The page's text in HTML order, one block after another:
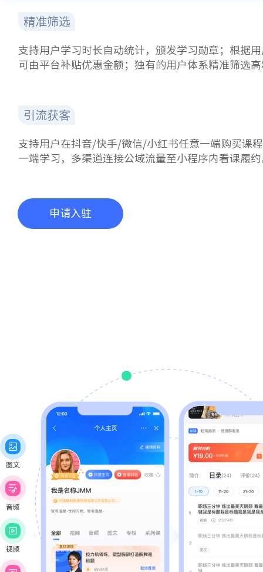
精准筛选
支持用户学习时长自动统计，颁发学习勋章；根据
可由平台补贴优惠金额；独有的用户体系精准筛选
引流获客
支持用户在抖音/快手/微信/小红书任意一端购买课
一端学习，多渠道连接公域流量至小程序内看课履
申请入驻